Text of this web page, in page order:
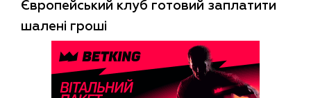
Європейський клуб готовий заплатити
шалені гроші